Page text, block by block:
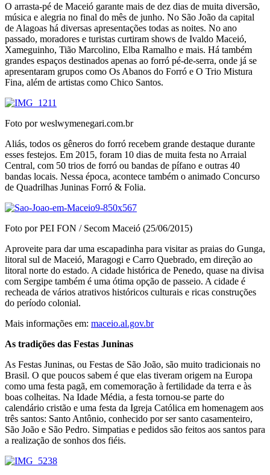
O arrasta-pé de Maceió garante mais de dez dias de muita diversão,
música e alegria no final do mês de junho. No São João da capital
de Alagoas há diversas apresentações todas as noites. No ano
passado, moradores e turistas curtiram shows de Ivaldo Maceió,
Xameguinho, Tião Marcolino, Elba Ramalho e mais. Há também
grandes espaços destinados apenas ao forró pé-de-serra, onde já se
apresentaram grupos como Os Abanos do Forró e O Trio Mistura
Fina, além de artistas como Chico Santos.
Foto por weslwymenegari.com.br
Aliás, todos os gêneros do forró recebem grande destaque durante
esses festejos. Em 2015, foram 10 dias de muita festa no Arraial
Central, com 50 trios de forró ou bandas de pífano e outras 40
bandas locais. Nessa época, acontece também o animado Concurso
de Quadrilhas Juninas Forró & Folia.
Foto por PEI FON / Secom Maceió (25/06/2015)
Aproveite para dar uma escapadinha para visitar as praias do Gunga,
litoral sul de Maceió, Maragogi e Carro Quebrado, em direção ao
litoral norte do estado. A cidade histórica de Penedo, quase na divisa
com Sergipe também é uma ótima opção de passeio. A cidade é
recheada de vários atrativos históricos culturais e ricas construções
do período colonial.
Mais informações em: maceio.al.gov.br
As tradições das Festas Juninas
As Festas Juninas, ou Festas de São João, são muito tradicionais no
Brasil. O que poucos sabem é que elas tiveram origem na Europa
como uma festa pagã, em comemoração à fertilidade da terra e às
boas colheitas. Na Idade Média, a festa tornou-se parte do
calendário cristão e uma festa da Igreja Católica em homenagem aos
três santos: Santo Antônio, conhecido por ser santo casamenteiro,
São João e São Pedro. Simpatias e pedidos são feitos aos santos para
a realização de sonhos dos fiéis.